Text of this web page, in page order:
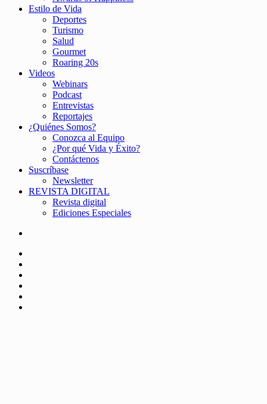
Estilo de Vida
Deportes
Turismo
Salud
Gourmet
Roaring 20s
Videos
Webinars
Podcast
Entrevistas
Reportajes
¿Quiénes Somos?
Conozca al Equipo
¿Por qué Vida y Éxito?
Contáctenos
Suscríbase
Newsletter
REVISTA DIGITAL
Revista digital
Ediciones Especiales